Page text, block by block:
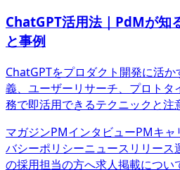
ChatGPT活用法｜PdMが知
と事例
ChatGPTをプロダクト開発に活
義、ユーザーリサーチ、プロト
務で即活用できるテクニックと注
マガジンPMインタビューPMキャ
バシーポリシーニュースリリース
の採用担当の方へ求人掲載につい